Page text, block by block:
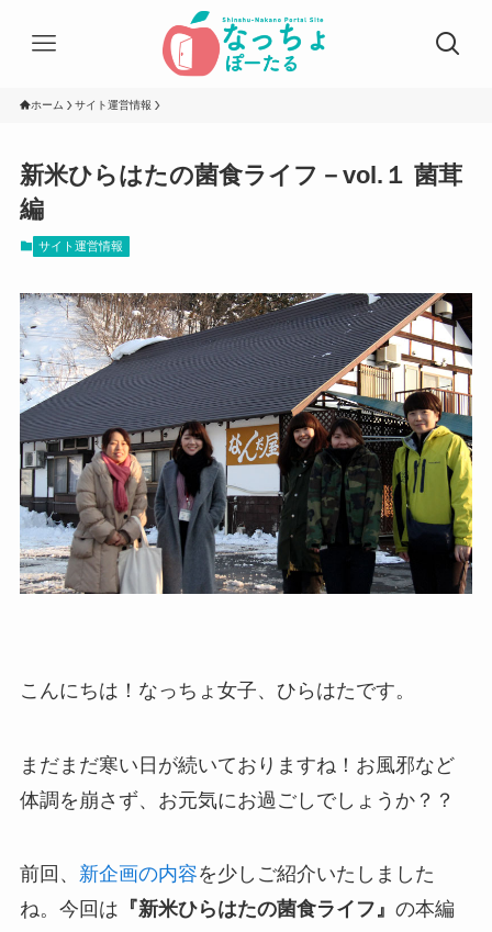
ホーム サイト運営情報
新米ひらはたの菌食ライフ－vol.１ 菌茸
編
サイト運営情報
こんにちは！なっちょ女子、ひらはたです。
まだまだ寒い日が続いておりますね！お風邪など
体調を崩さず、お元気にお過ごしでしょうか？？
前回、 新企画の内容を少しご紹介いたしました
ね。今回は 『新米ひらはたの菌食ライフ』 の本編